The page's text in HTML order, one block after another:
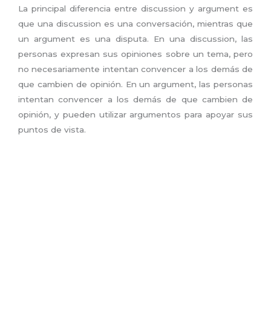
La principal diferencia entre discussion y argument es
que una discussion es una conversación, mientras que
un argument es una disputa. En una discussion, las
personas expresan sus opiniones sobre un tema, pero
no necesariamente intentan convencer a los demás de
que cambien de opinión. En un argument, las personas
intentan convencer a los demás de que cambien de
opinión, y pueden utilizar argumentos para apoyar sus
puntos de vista.